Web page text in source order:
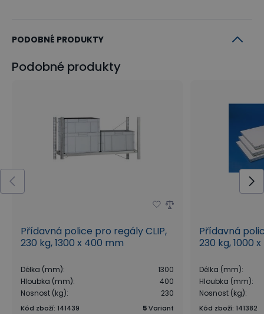
PODOBNÉ PRODUKTY
Podobné produkty
Přídavná police pro regály CLIP,
230 kg, 1300 x 400 mm
Délka (mm):
1300
Hloubka (mm):
400
Nosnost (kg): 230
Kód zboží: 141439 5Variant
Přídavná
230 kg, 1000
Délka (mm):
Hloubka (mm):
Nosnost (kg):
Kód zboží: 141382